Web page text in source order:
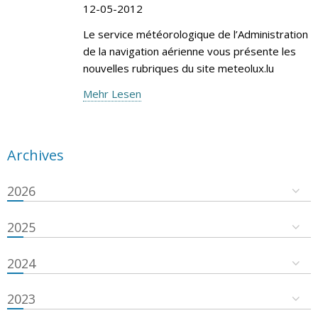
12-05-2012
Le service météorologique de l’Administration
de la navigation aérienne vous présente les
nouvelles rubriques du site meteolux.lu
Mehr Lesen
Archives
2026
2025
2024
2023